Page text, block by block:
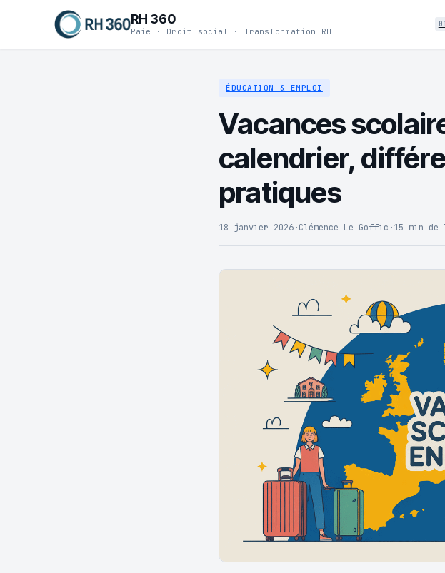
RH 360
Paie · Droit social · Transformation RH
ÉDUCATION & EMPLOI
Vacances
calendrier,
pratiques
18 janvier 2026·Clémence Le Goffic ·15 min de